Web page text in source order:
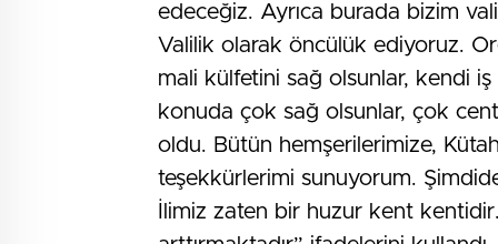
edeceğiz. Ayrıca burada bizim
Valilik olarak öncülük ediyoruz.
mali külfetini sağ olsunlar, kendi iş
konuda çok sağ olsunlar, çok
oldu. Bütün hemşerilerimize,
teşekkürlerimi sunuyorum.
İlimiz zaten bir huzur kent